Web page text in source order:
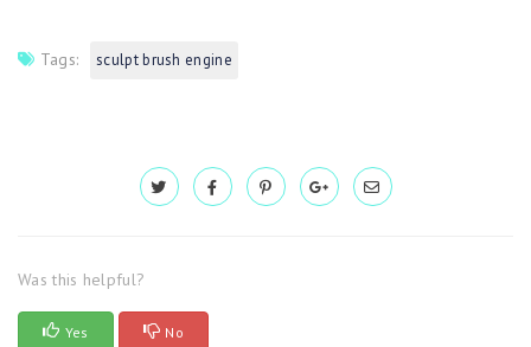
Tags: sculpt brush engine
Was this helpful?
Yes No